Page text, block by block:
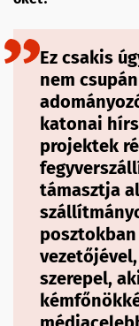
Ez csakis
nem
katonai
projektek
támasztja
szerepel,